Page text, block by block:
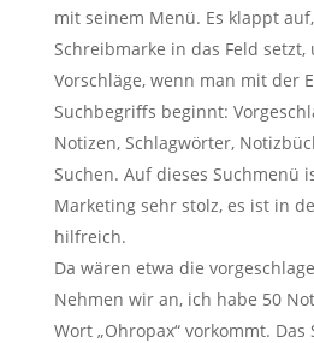
mit seinem Menü. Es klappt
Schreibmarke in das Feld
Vorschläge, wenn man mit der
Suchbegriffs beginnt:
Notizen, Schlagwörter,
Suchen. Auf dieses Suchmenü
Marketing sehr stolz, es ist in
hilfreich.
Da wären etwa die
Nehmen wir an, ich habe 50
Wort „Ohropax“ vorkommt.